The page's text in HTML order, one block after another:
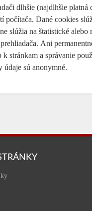
dlhšie (najdlhšie
počítača. Dané cookies
slúžia na štatistické
Ani
k stránkam a správanie
údaje sú anonymné.